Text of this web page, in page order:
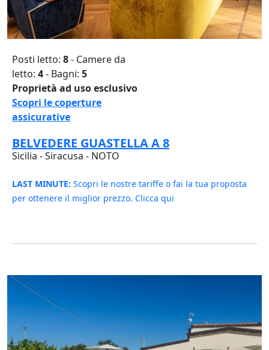
Posti letto: 8- Camere da
letto: 4- Bagni: 5
Proprietà ad uso esclusivo
Scopri le coperture
assicurative
BELVEDERE GUASTELLA A 8
Sicilia - Siracusa - NOTO
LAST MINUTE: Scopri le nostre tariffe o fai la tua proposta
per ottenere il miglior prezzo. Clicca qui